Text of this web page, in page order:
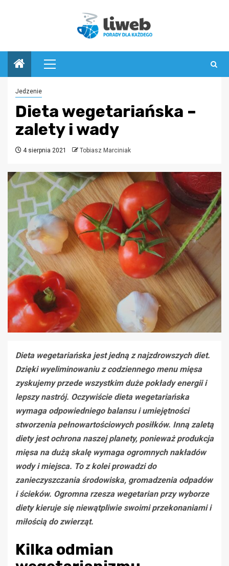
Menu
główne
Jedzenie
Dieta wegetariańska –
zalety i wady
4 sierpnia 2021 Tobiasz Marciniak
Dieta wegetariańska jest jedną z najzdrowszych diet.
Dzięki wyeliminowaniu z codziennego menu mięsa
zyskujemy przede wszystkim duże pokłady energii i
lepszy nastrój. Oczywiście dieta wegetariańska
wymaga odpowiedniego balansu i umiejętności
stworzenia pełnowartościowych posiłków. Inną zaletą
diety jest ochrona naszej planety, ponieważ produkcja
mięsa na dużą skalę wymaga ogromnych nakładów
wody i miejsca. To z kolei prowadzi do
zanieczyszczania środowiska, gromadzenia odpadów
i ścieków. Ogromna rzesza wegetarian przy wyborze
diety kieruje się niewątpliwie swoimi przekonaniami i
miłością do zwierząt.
Kilka odmian